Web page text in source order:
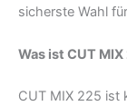
sicherste Wahl
Was ist CUT
CUT MIX 225 ist